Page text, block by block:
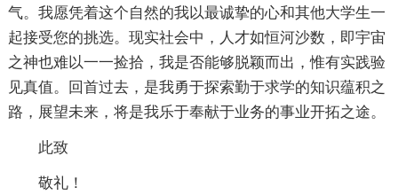
气。我愿凭着这个自然的我以最诚挚的心和其他大学生一
起接受您的挑选。现实社会中，人才如恒河沙数，即宇宙
之神也难以一一捡拾，我是否能够脱颖而出，惟有实践验
见真值。回首过去，是我勇于探索勤于求学的知识蕴积之
路，展望未来，将是我乐于奉献于业务的事业开拓之途。
此致
敬礼！